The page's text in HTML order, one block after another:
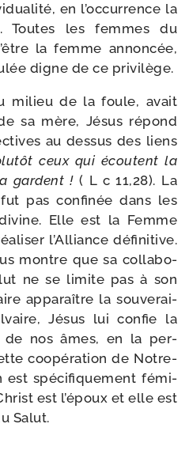
en l’occurrence la
Toutes les femmes du
la femme annon­cée,
digne de ce privilège.
milieu de la foule, avait
sa mère, Jésus répond
au des­sus des liens
ceux qui écoutent la
gardent !( L c 11,28). La
pas confi­née dans les
Elle est la Femme
l’Alliance défi­ni­tive.
montre que sa col­la­bo­
ne se limite pas à son
appa­raître la sou­ve­rai­
Jésus lui confie la
de nos âmes, en la per­
coopé­ra­tion de Notre-​
est spé­ci­fi­que­ment fémi­
est l’époux et elle est
Salut.